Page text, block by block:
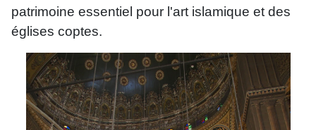
patrimoine essentiel pour l'art islamique et des
églises coptes.